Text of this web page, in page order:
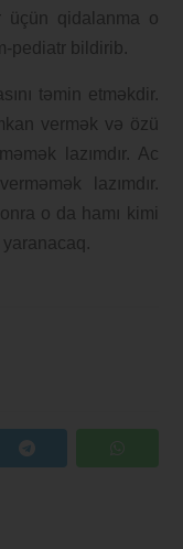
üçün qidalanma o
pediatr bildirib.
təmin etməkdir.
vermək və özü
lazımdır. Ac
lazımdır.
o da hamı kimi